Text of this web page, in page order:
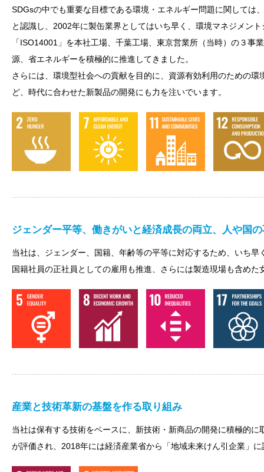
SDGsの中でも重要な目標である環境・エネルギー問題に関しては
と認識し、2002年に製缶業界としてはいち早く、環境マネジメン
「ISO14001」を本社工場、千葉工場、東京営業所（当時）の３事
源、省エネルギーを積極的に推進してきました。
さらには、環境型社会への貢献を目的に、資源有効利用のための
ど、時代に合わせた新製品の開発にも力を注いでいます。
ジェンダー平等、働きがいと経済成長の両立、人や国
当社は、ジェンダー、国籍、年齢等の平等に対応するため、いち
国籍社員の正社員としての雇用も推進、さらには製造現場も含め
産業と技術革新の基盤を作る取り組み
当社は保有する技術をベースに、新技術・新商品の開発に積極的
が評価され、2018年には経済産業省から「地域未来けん引企業」